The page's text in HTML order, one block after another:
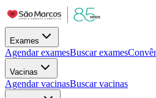
Exames
Agendar examesBuscar exames
Vacinas
Agendar vacinasBuscar vacinas